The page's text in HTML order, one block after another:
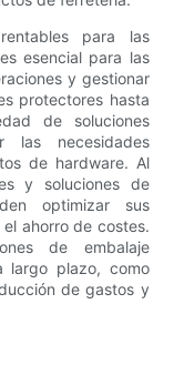
para las
esencial para las
y gestionar
protectores hasta
de soluciones
las necesidades
de hardware. Al
y soluciones de
optimizar sus
ahorro de costes.
de embalaje
largo plazo, como
de gastos y